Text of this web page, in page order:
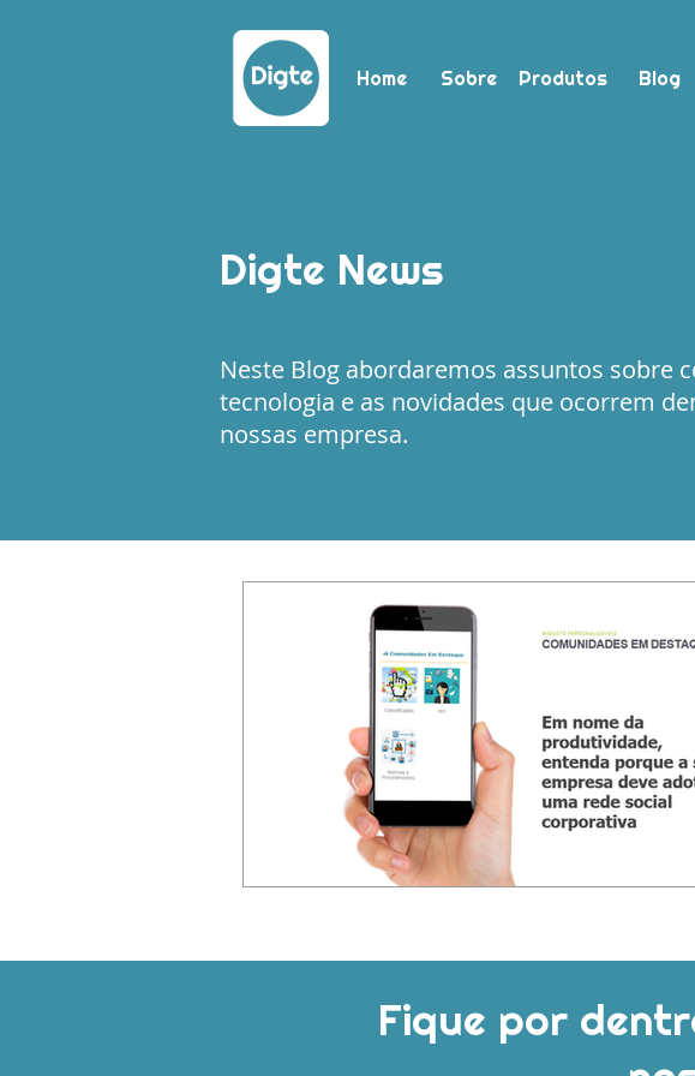
Home Sobre Produtos Blog
Digte News
Neste Blog abordaremos assuntos sobre
tecnologia e as novidades que ocorrem
nossas empresa.
Fique por